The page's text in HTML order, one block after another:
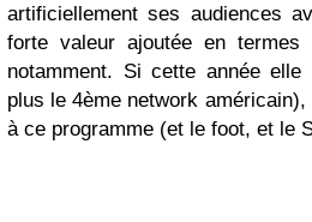
artificiellement ses audiences
forte valeur ajoutée en
notamment. Si cette année elle
plus le 4ème network américain),
à ce programme (et le foot, et le